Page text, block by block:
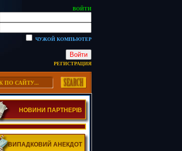
ВОЙТИ
ЧУЖОЙ КОМПЬЮТЕР
Войти
РЕГИСТРАЦИЯ
НОВИНИ ПАРТНЕРІВ
ВИПАДКОВИЙ АНЕКДОТ